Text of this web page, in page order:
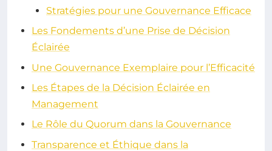
Stratégies pour une Gouvernance Efficace
Les Fondements d’une Prise de Décision
Éclairée
Une Gouvernance Exemplaire pour l’Efficacité
Les Étapes de la Décision Éclairée en
Management
Le Rôle du Quorum dans la Gouvernance
Transparence et Éthique dans la